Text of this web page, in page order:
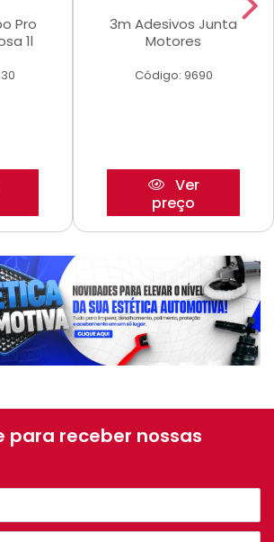
Pro
1l
3m Adesivos Junta
Motores
Código: 9690
Ver
preço
para receber nossas